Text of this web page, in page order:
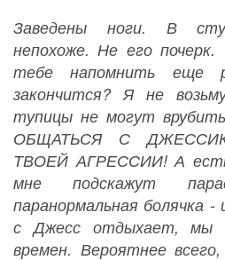
Заведены ноги. В
непохоже. Не его
тебе напомнить еще
закончится? Я не
тупицы не могут
ОБЩАТЬСЯ С
ТВОЕЙ АГРЕССИИ! А
мне подскажут
паранормальная болячка
с Джесс отдыхает, мы
времен. Вероятнее